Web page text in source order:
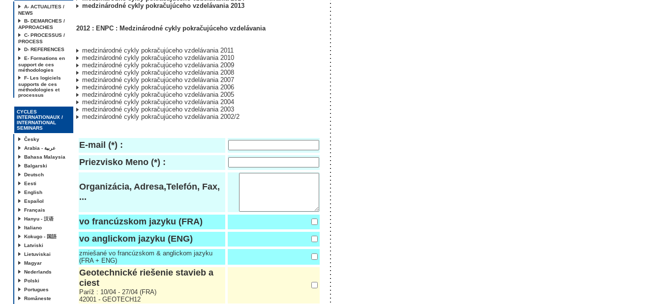
A- ACTUALITES /
NEWS
B- DEMARCHES /
APPROACHES
C- PROCESSUS /
PROCESS
D- REFERENCES
E- Formations en
support de ces
méthodologies
F- Les logiciels
supports de ces
méthodologies et
processus
CYCLES
INTERNATIONAUX /
INTERNATIONAL
SEMINARS
Česky
Arabia - عربية
Bahasa Malaysia
Balgarski
Deutsch
Eesti
English
Español
Français
Hanyu - 汉语
Italiano
Kokugo - 国語
Latviski
Lietuviskai
Magyar
Nederlands
Polski
Portugues
Româneste
medzinárodné cykly pokračujúceho vzdelávania 2013
2012 : ENPC : Medzinárodné cykly pokračujúceho vzdelávania
medzinárodné cykly pokračujúceho vzdelávania 2011
medzinárodné cykly pokračujúceho vzdelávania 2010
medzinárodné cykly pokračujúceho vzdelávania 2009
medzinárodné cykly pokračujúceho vzdelávania 2008
medzinárodné cykly pokračujúceho vzdelávania 2007
medzinárodné cykly pokračujúceho vzdelávania 2006
medzinárodné cykly pokračujúceho vzdelávania 2005
medzinárodné cykly pokračujúceho vzdelávania 2004
medzinárodné cykly pokračujúceho vzdelávania 2003
medzinárodné cykly pokračujúceho vzdelávania 2002/2
E-mail (*) :
Priezvisko Meno (*) :
Organizácia, Adresa,Telefón, Fax,
...
vo francúzskom jazyku (FRA)
vo anglickom jazyku (ENG)
zmiešané vo francúzskom & anglickom jazyku
(FRA + ENG)
Geotechnické riešenie stavieb a
ciest
Paríž : 10/04 - 27/04 (FRA)
42001 - GEOTECH12